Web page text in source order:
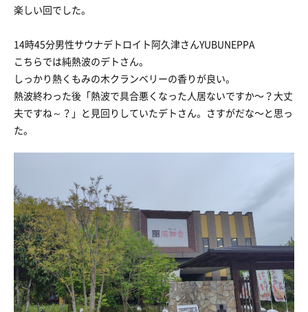
楽しい回でした。
14時45分男性サウナデトロイト阿久津さんYUBUNEPPA
こちらでは純熱波のデトさん。
しっかり熱くもみの木クランベリーの香りが良い。
熱波終わった後「熱波で具合悪くなった人居ないですか〜？大丈
夫ですね～？」と見回りしていたデトさん。さすがだな〜と思っ
た。